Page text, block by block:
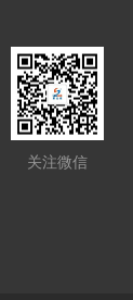
关注微信